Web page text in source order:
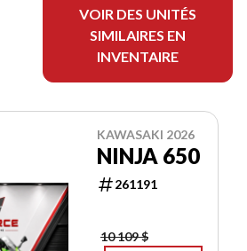
VOIR DES UNITÉS
SIMILAIRES EN
INVENTAIRE
KAWASAKI 2026
NINJA 650
261191
10 109 $